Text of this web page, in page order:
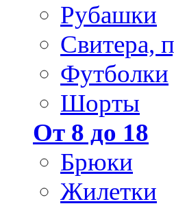
Рубашки
Свитера,
Футболки
Шорты
От 8 до 18
Брюки
Жилетки